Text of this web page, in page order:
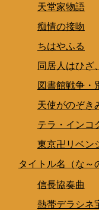
天堂家物語
痴情の接吻
ちはやふる
同居人はひざ
図書館戦争・
天使がのぞき
テラ・インコ
東京卍リベン
タイトル名（な～
信長協奏曲
熱帯デラシネ